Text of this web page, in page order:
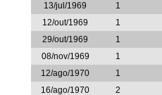
13/jul/1969
1
12/out/1969
1
29/out/1969
1
08/nov/1969
1
12/ago/1970
1
16/ago/1970
2